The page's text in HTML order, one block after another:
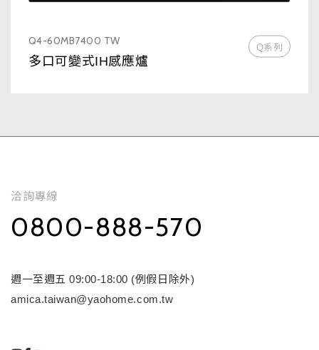
Q4-60MB7400 TW
多口可變式IH感應爐
Q系列
洽詢專線
0800-888-570
週一至週五 09:00-18:00 (例假日除外)
amica.taiwan@yaohome.com.tw